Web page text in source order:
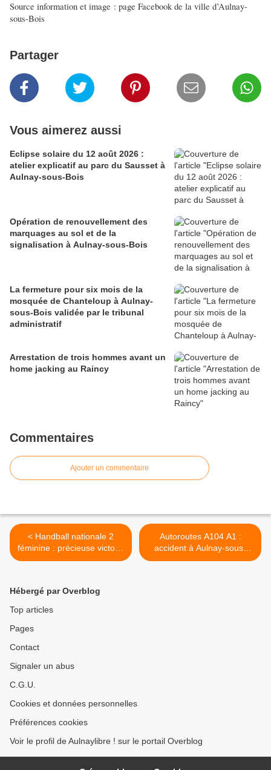
Source information et image : page Facebook de la ville d’Aulnay-
sous-Bois
Partager
Vous aimerez aussi
Eclipse solaire du 12 août 2026 :
atelier explicatif au parc du Sausset à
Aulnay-sous-Bois
Opération de renouvellement des
marquages au sol et de la
signalisation à Aulnay-sous-Bois
La fermeture pour six mois de la
mosquée de Chanteloup à Aulnay-
sous-Bois validée par le tribunal
administratif
Arrestation de trois hommes avant un
home jacking au Raincy
Commentaires
Ajouter un commentaire
< Handball nationale 2
féminine : précieuse victoire
du Aulnay Handball face à
Autoroutes A104 A1 :
accident à Aulnay-sous-
Bois avec une voiture
Hébergé par Overblog
Top articles
Pages
Contact
Signaler un abus
C.G.U.
Cookies et données personnelles
Préférences cookies
Voir le profil de Aulnaylibre ! sur le portail Overblog